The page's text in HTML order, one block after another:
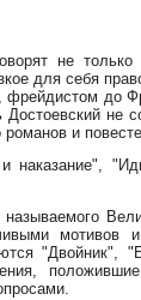
не
для себя
фрейдистом до
не
и
наказание",
мотивов
"Двойник",